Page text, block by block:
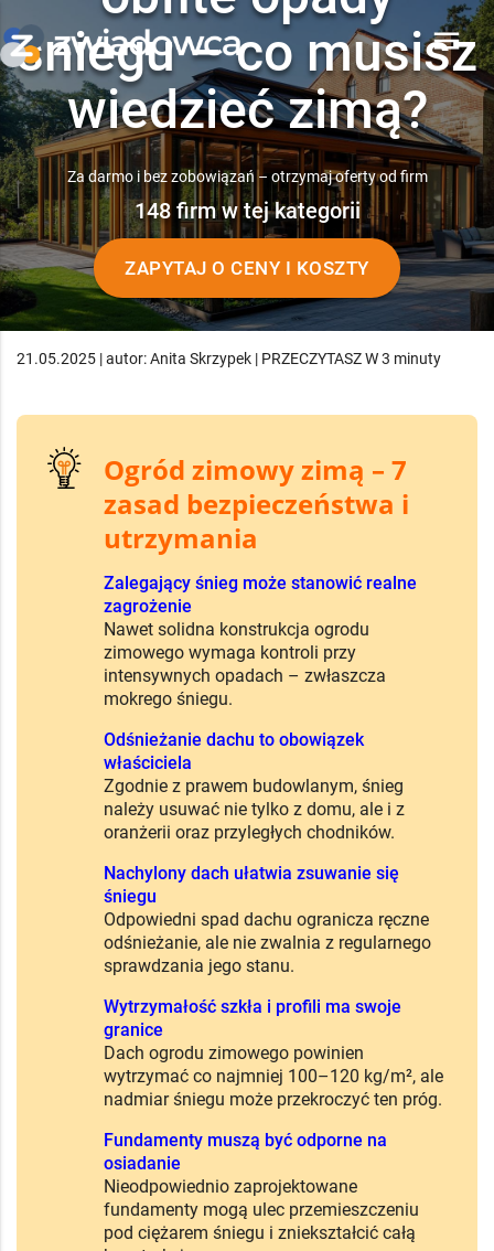
menu
śniegu – co musisz
wiedzieć zimą?
Za darmo i bez zobowiązań – otrzymaj oferty od firm
148 firm w tej kategorii
ZAPYTAJ O CENY I KOSZTY
21.05.2025 | autor: Anita Skrzypek | PRZECZYTASZ W 3 minuty
Ogród zimowy zimą – 7
zasad bezpieczeństwa i
utrzymania
Zalegający śnieg może stanowić realne
zagrożenie
Nawet solidna konstrukcja ogrodu
zimowego wymaga kontroli przy
intensywnych opadach – zwłaszcza
mokrego śniegu.
Odśnieżanie dachu to obowiązek
właściciela
Zgodnie z prawem budowlanym, śnieg
należy usuwać nie tylko z domu, ale i z
oranżerii oraz przyległych chodników.
Nachylony dach ułatwia zsuwanie się
śniegu
Odpowiedni spad dachu ogranicza ręczne
odśnieżanie, ale nie zwalnia z regularnego
sprawdzania jego stanu.
Wytrzymałość szkła i profili ma swoje
granice
Dach ogrodu zimowego powinien
wytrzymać co najmniej 100–120 kg/m², ale
nadmiar śniegu może przekroczyć ten próg.
Fundamenty muszą być odporne na
osiadanie
Nieodpowiednio zaprojektowane
fundamenty mogą ulec przemieszczeniu
pod ciężarem śniegu i zniekształcić całą